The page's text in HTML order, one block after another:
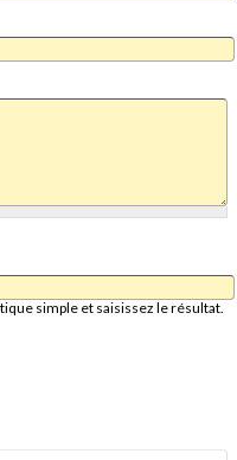
simple et saisissez le résultat.